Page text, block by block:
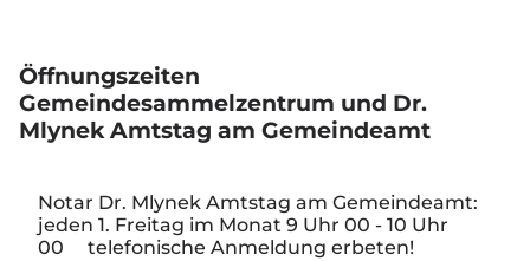
Öffnungszeiten
Gemeindesammelzentrum und Dr.
Mlynek Amtstag am Gemeindeamt
Notar Dr. Mlynek Amtstag am Gemeindeamt:
jeden 1. Freitag im Monat 9 Uhr 00 - 10 Uhr
00 telefonische Anmeldung erbeten!